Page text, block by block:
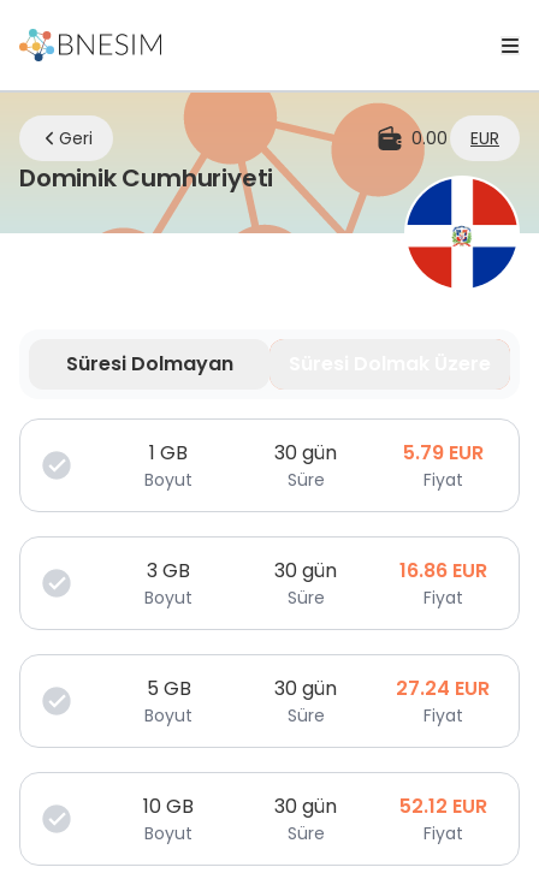
Geri 0.00 EUR
Dominik CumhuriyetieSIM | Nerede
Süresi Dolmayan
Veriniz sınırlı süre için geçerlidir.
1 GB
Boyut
30 gün
Süre
5.79 EUR
Fiyat
3GB
Boyut
30 gün
Süre
16.86 EUR
Fiyat
5 GB
Boyut
30 gün
Süre
27.24 EUR
Fiyat
10GB
Boyut
30 gün
Süre
52.12 EUR
Fiyat